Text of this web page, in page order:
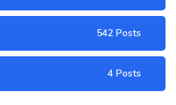
542 Posts
4 Posts